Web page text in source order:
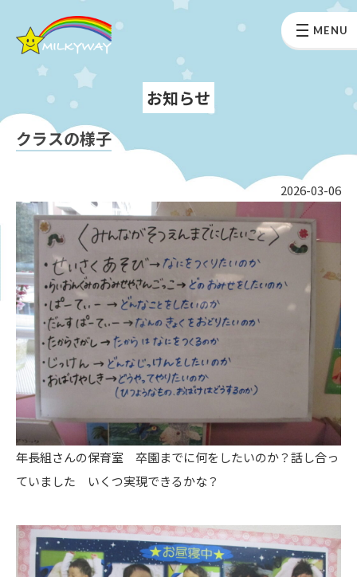
MENU
お知らせ
クラスの様子
2026-03-06
年長組さんの保育室 卒園までに何をしたいのか？話し合っ
ていました いくつ実現できるかな？